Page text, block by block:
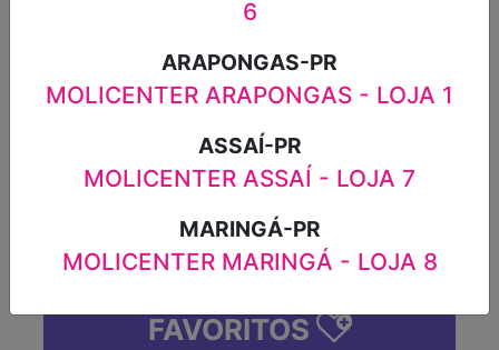
R$3,29
ADICIONAR
FAVORITOS
6
ARAPONGAS-PR
MOLICENTER ARAPONGAS - LOJA 1
ASSAÍ-PR
MOLICENTER ASSAÍ - LOJA 7
MARINGÁ-PR
MOLICENTER MARINGÁ - LOJA 8